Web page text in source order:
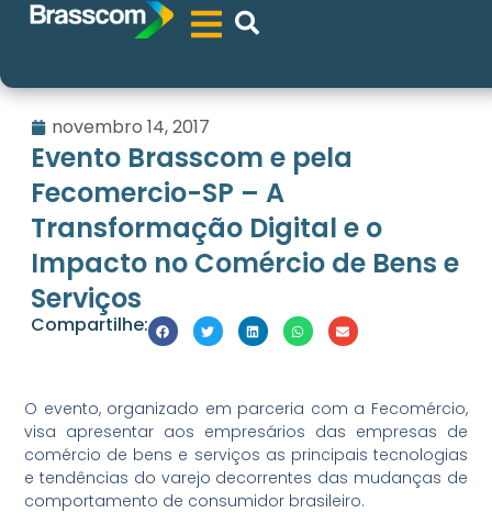
novembro 14, 2017
Evento Brasscom e pela
Fecomercio-SP – A
Transformação Digital e o
Impacto no Comércio de Bens e
Serviços
Compartilhe:
O evento, organizado em parceria com a Fecomércio,
visa apresentar aos empresários das empresas de
comércio de bens e serviços as principais tecnologias
e tendências do varejo decorrentes das mudanças de
comportamento de consumidor brasileiro.